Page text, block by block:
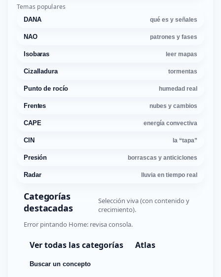
Temas populares
DANA qué es y señales
NAO patrones y fases
Isobaras leer mapas
Cizalladura tormentas
Punto de rocío humedad real
Frentes nubes y cambios
CAPE energía convectiva
CIN la “tapa”
Presión borrascas y anticiclones
Radar lluvia en tiempo real
Categorías
destacadas
Selección viva (con contenido y
crecimiento).
Error pintando Home: revisa consola.
Ver todas las categorías Atlas
Buscar un concepto